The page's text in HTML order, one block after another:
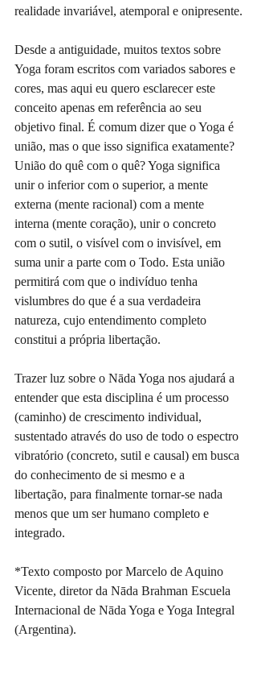
realidade invariável, atemporal e onipresente.
Desde a antiguidade, muitos textos sobre
Yoga foram escritos com variados sabores e
cores, mas aqui eu quero esclarecer este
conceito apenas em referência ao seu
objetivo final. É comum dizer que o Yoga é
união, mas o que isso significa exatamente?
União do quê com o quê? Yoga significa
unir o inferior com o superior, a mente
externa (mente racional) com a mente
interna (mente coração), unir o concreto
com o sutil, o visível com o invisível, em
suma unir a parte com o Todo. Esta união
permitirá com que o indivíduo tenha
vislumbres do que é a sua verdadeira
natureza, cujo entendimento completo
constitui a própria libertação.
Trazer luz sobre o Nāda Yoga nos ajudará a
entender que esta disciplina é um processo
(caminho) de crescimento individual,
sustentado através do uso de todo o espectro
vibratório (concreto, sutil e causal) em busca
do conhecimento de si mesmo e a
libertação, para finalmente tornar-se nada
menos que um ser humano completo e
integrado.
*Texto composto por Marcelo de Aquino
Vicente, diretor da Nāda Brahman Escuela
Internacional de Nāda Yoga e Yoga Integral
(Argentina).